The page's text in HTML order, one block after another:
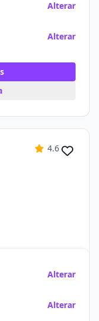
Alterar
Alterar
4.6
Alterar
Alterar